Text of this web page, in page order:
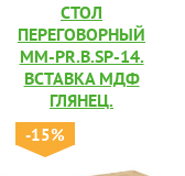
СТОЛ
ПЕРЕГОВОРНЫЙ
MM-PR.B.SP-14.
ВСТАВКА МДФ
ГЛЯНЕЦ.
-15%